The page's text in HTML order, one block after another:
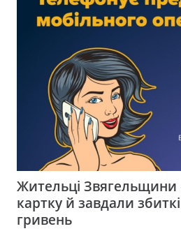
Жительці Звягельщини
картку й завдали
гривень